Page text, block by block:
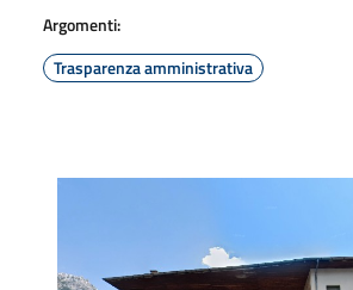
Argomenti:
Trasparenza amministrativa